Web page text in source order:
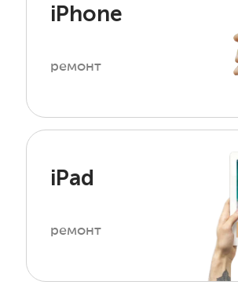
iPhone
ремонт
iPad
ремонт